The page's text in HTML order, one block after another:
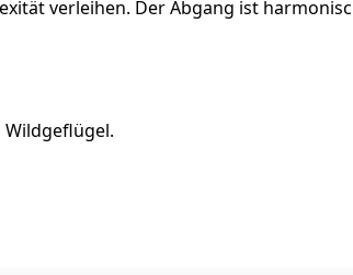
verleihen. Der Abgang ist
Wildgeflügel.